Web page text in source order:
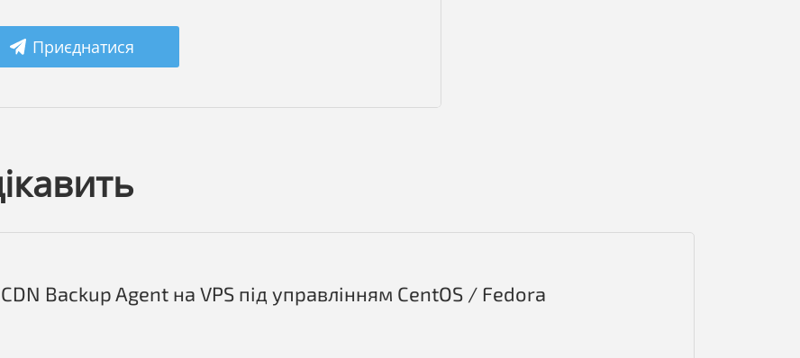
Приєднатися
Backup Agent на VPS під управлінням CentOS / Fedora